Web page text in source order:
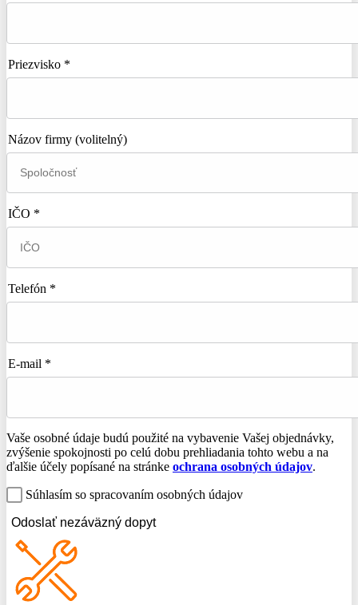
Priezvisko *
Názov firmy (volitelný)
IČO *
Telefón *
E-mail *
Vaše osobné údaje budú použité na vybavenie Vašej objednávky,
zvýšenie spokojnosti po celú dobu prehliadania tohto webu a na
ďalšie účely popísané na stránke ochrana osobných údajov.
Súhlasím so spracovaním osobných údajov
Odoslať nezáväzný dopyt